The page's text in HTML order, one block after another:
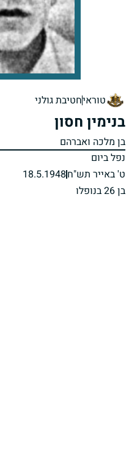
טוראיחטיבת גולני
בנימין חסון
בן מלכה ואברהם
נפל ביום
ט' באייר תש"ח18.5.1948
בן 26 בנופלו